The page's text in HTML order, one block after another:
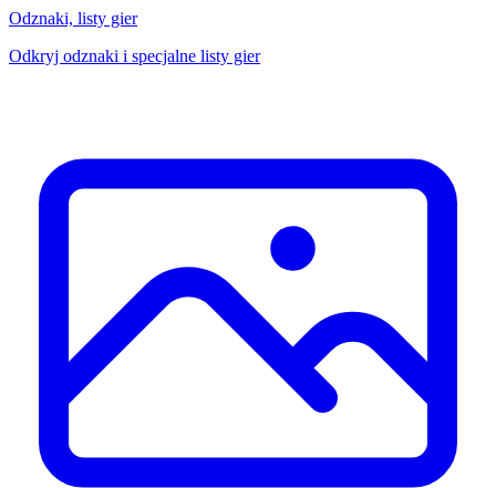
Odznaki, listy gier
Odkryj odznaki i specjalne listy gier